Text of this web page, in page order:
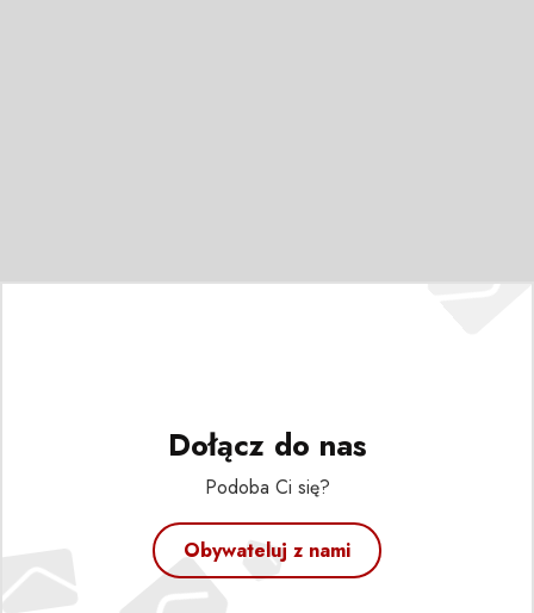
Dołącz do nas
Podoba Ci się?
Obywateluj z nami